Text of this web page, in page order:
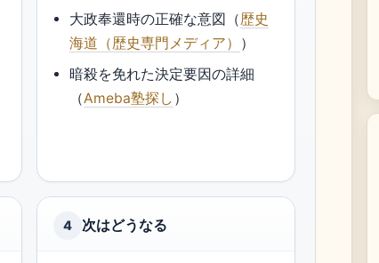
大政奉還時の正確な意図（歴史
海道（歴史専門メディア）
）
暗殺を免れた決定要因の詳細
（Ameba塾探し ）
4 次はどうなる